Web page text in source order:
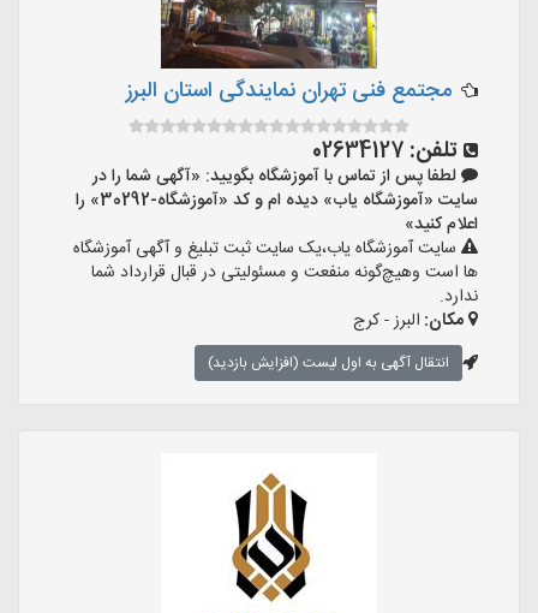
مجتمع فنی تهران نمایندگی استان البرز
تلفن: 02634127
لطفا پس از تماس با آموزشگاه بگویید: «آگهی شما را در
سایت «آموزشگاه یاب» دیده ام و کد «آموزشگاه-30292» را
اعلام کنید»
سایت آموزشگاه یاب،یک سایت ثبت تبلیغ و آگهی آموزشگاه
ها است وهیچ‌گونه منفعت و مسئولیتی در قبال قرارداد شما
ندارد.
مکان: البرز - کرج
انتقال آگهی به اول لیست (افزایش بازدید)